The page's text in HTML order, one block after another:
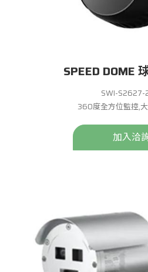
SPEED DOME
SWI-
360度全方位監控,
加入洽